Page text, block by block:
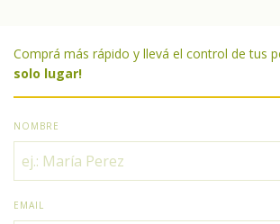
Comprá más rápido y llevá el control de tus
solo lugar!
NOMBRE
EMAIL